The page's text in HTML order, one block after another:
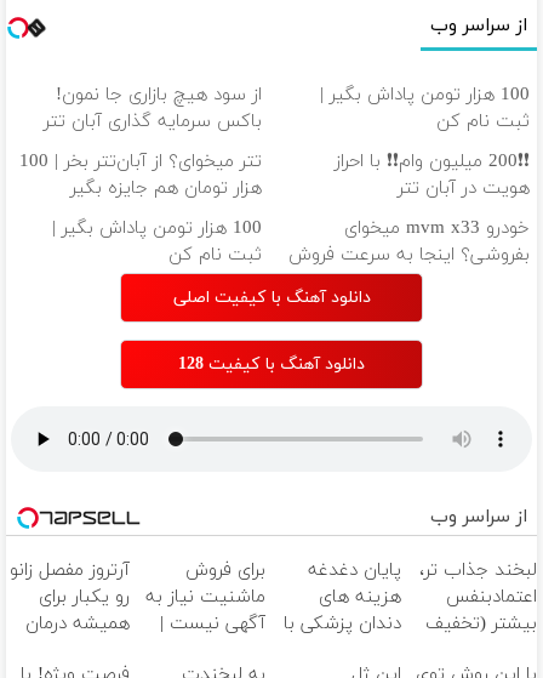
از سراسر وب
100 هزار تومن پاداش بگیر |
ثبت نام کن
از سود هیچ بازاری جا نمون!
باکس سرمایه گذاری آبان تتر
❗❗200 میلیون وام❗❗ با احراز
هویت در آبان تتر
تتر میخوای؟ از آبان‌تتر بخر | 100
هزار تومان هم جایزه بگیر
خودرو mvm x33 میخوای
بفروشی؟ اینجا به سرعت فروش
100 هزار تومن پاداش بگیر |
ثبت نام کن
دانلود آهنگ با کیفیت اصلی
دانلود آهنگ با کیفیت 128
از سراسر وب
لبخند جذاب تر،
اعتمادبنفس
بیشتر (تخفیف
پایان دغدغه
هزینه های
دندان پزشکی با
برای فروش
ماشنیت نیاز به
آگهی نیست |
آرتروز مفصل زانو
رو یکبار برای
همیشه درمان